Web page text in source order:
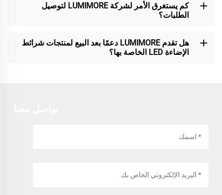
كم يستغرق الأمر لشركة LUMIMORE لتوصيل
الطلبات؟
هل تقدم LUMIMORE دعمًا بعد البيع لمنتجات شرائط
الإضاءة LED الخاصة بها؟